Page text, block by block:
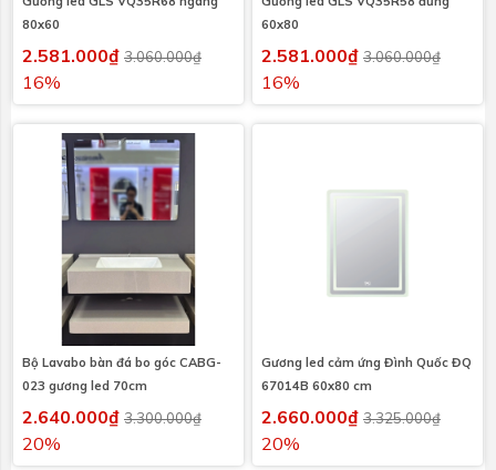
80x60
2.581.000₫ 3.060.000₫
16%
60x80
2.581.000₫ 3.060.000₫
16%
Bộ Lavabo bàn đá bo góc CABG-
023 gương led 70cm
2.640.000₫ 3.300.000₫
20%
Gương led cảm ứng Đình Quốc ĐQ
67014B 60x80 cm
2.660.000₫ 3.325.000₫
20%